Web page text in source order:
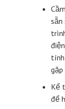
sẵn
Kể
để